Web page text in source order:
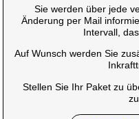
Sie werden über jede
Änderung per Mail
Intervall,
Auf Wunsch werden Sie
Stellen Sie Ihr Paket zu